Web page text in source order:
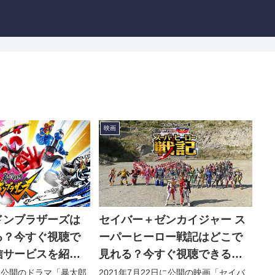
ブラザーズは
今すぐ視聴で
ービスを紹
開のドラマ「暴太郎
映画
セイバー＋ゼンカイジャー ス
ーパーヒーロー戦記はどこで
見れる？今すぐ視聴できる動
画配信サービスを紹介！
2021年7月22日に公開の映画「セイバ